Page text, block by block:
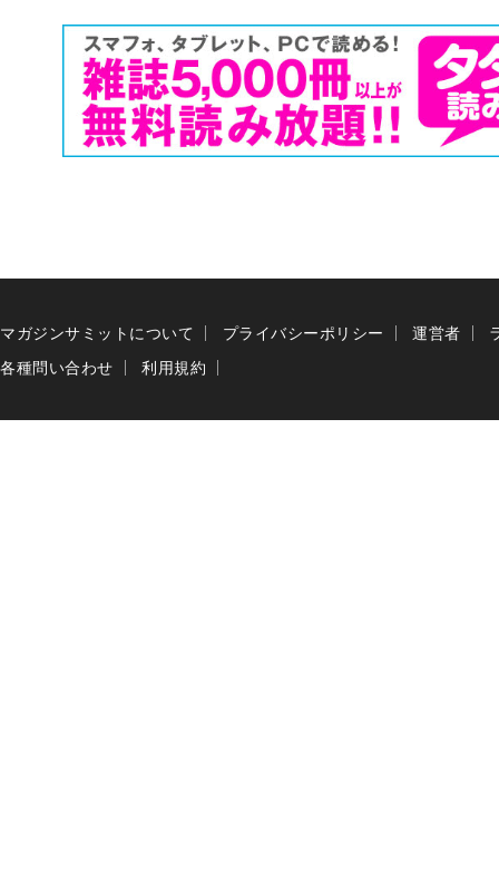
マガジンサミットについて プライバシーポリシー 運営者
各種問い合わせ
利用規約